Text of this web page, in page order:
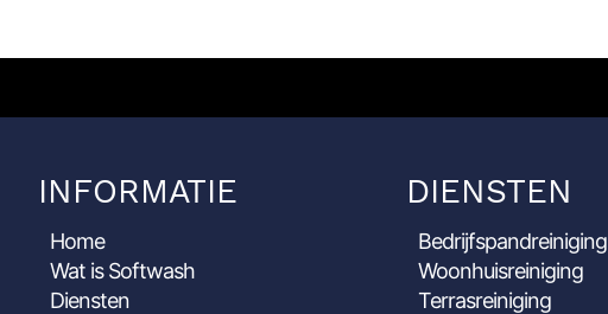
INFORMATIE
Home
Wat is Softwash
Diensten
DIENSTEN
Bedrijfspandreiniging
Woonhuisreiniging
Terrasreiniging